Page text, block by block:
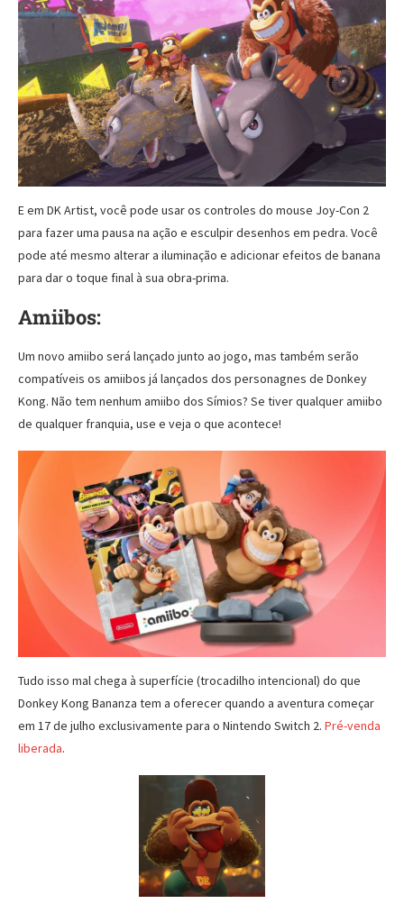
E em DK Artist, você pode usar os controles do mouse Joy-Con 2
para fazer uma pausa na ação e esculpir desenhos em pedra. Você
pode até mesmo alterar a iluminação e adicionar efeitos de banana
para dar o toque final à sua obra-prima.
Amiibos:
Um novo amiibo será lançado junto ao jogo, mas também serão
compatíveis os amiibos já lançados dos personagnes de Donkey
Kong. Não tem nenhum amiibo dos Símios? Se tiver qualquer amiibo
de qualquer franquia, use e veja o que acontece!
Tudo isso mal chega à superfície (trocadilho intencional) do que
Donkey Kong Bananza tem a oferecer quando a aventura começar
em 17 de julho exclusivamente para o Nintendo Switch 2. Pré-venda
liberada.